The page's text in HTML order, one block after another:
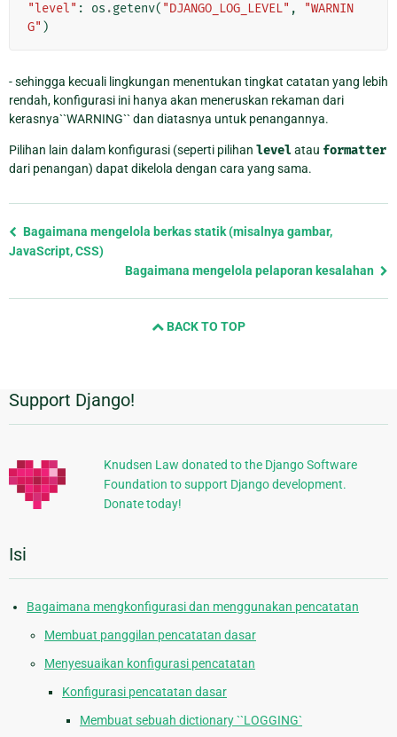
"level" : os .getenv( "DJANGO_LOG_LEVEL" ,
"WARNIN
G" )
- sehingga kecuali lingkungan menentukan tingkat catatan yang lebih
rendah, konfigurasi ini hanya akan meneruskan rekaman dari
kerasnya``WARNING`` dan diatasnya untuk penangannya.
Pilihan lain dalam konfigurasi (seperti pilihan levelatau formatter
dari penangan) dapat dikelola dengan cara yang sama.
Previous
page
Bagaimana mengelola berkas statik (misalnya gambar,
JavaScript, CSS)
Bagaimana mengelola pelaporan kesalahan
BACK TO TOP
Informasi
Tambahan
Support Django!
Knudsen Law donated to the Django Software
Foundation to support Django development.
Donate today!
Isi
Bagaimana mengkonfigurasi dan menggunakan pencatatan
Membuat panggilan pencatatan dasar
Menyesuaikan konfigurasi pencatatan
Konfigurasi pencatatan dasar
Membuat sebuah dictionary ``LOGGING`